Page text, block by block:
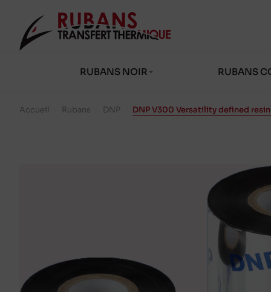
RUBANS NOIR RUBANS
Accueil Rubans DNP DNP V300 Versatility defined